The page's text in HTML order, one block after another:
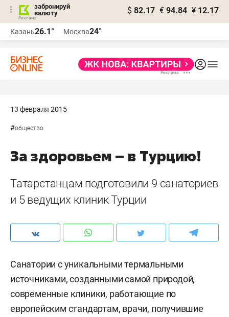
забронируй
валюту
$ 82.17 € 94.84 ¥ 12.17
Казань26.1° Москва24°
13 февраля 2015
#общество
За здоровьем – в Турцию!
Татарстанцам подготовили 9 санаториев
и 5 ведущих клиник Турции
Санатории с уникальными термальными
источниками, созданными самой природой,
современные клиники, работающие по
европейским стандартам, врачи, получившие